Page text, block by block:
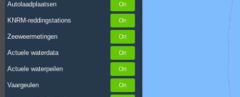
Autolaadplaatsen
KNRM-reddingstations
Zeeweermetingen
Actuele waterdata
Actuele waterpeilen
Vaargeulen